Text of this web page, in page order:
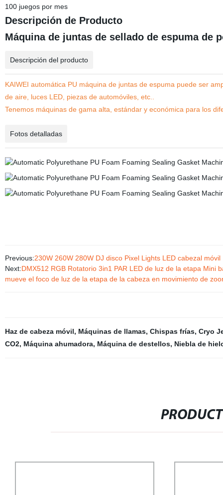
100 juegos por mes
Descripción de Producto
Máquina de juntas de sellado de espuma de
Descripción del producto
KAIWEI automática PU máquina de juntas de espuma puede ser
de aire, luces LED, piezas de automóviles, etc..
Tenemos máquinas de gama alta, estándar y económica para los
Fotos detalladas
Previous:230W 260W 280W DJ disco Pixel Lights LED cabezal
Next:DMX512 RGB Rotatorio 3in1 PAR LED de luz de la etapa
mueve el foco de luz de la etapa de la cabeza en movimiento de
Haz de cabeza móvil, Máquinas de llamas, Chispas frías, Cryo
CO2, Máquina ahumadora, Máquina de destellos, Niebla de